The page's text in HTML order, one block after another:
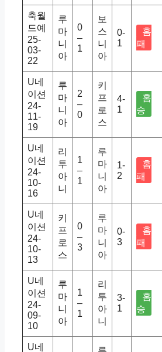
축월
드예
25-
03-
22
루
마
니
아
0
–
1
보
스
니
아
0-
1
홈
패
U네
이션
24-
11-
19
루
마
니
아
2
–
0
키
프
로
스
4-
1
홈
승
U네
이션
24-
10-
16
리
투
아
니
1
–
1
루
마
니
아
1-
2
홈
패
U네
이션
24-
10-
13
키
프
로
스
0
–
3
루
마
니
아
0-
3
홈
패
U네
이션
24-
09-
10
루
마
니
아
1
–
1
리
투
아
니
3-
1
홈
승
U네